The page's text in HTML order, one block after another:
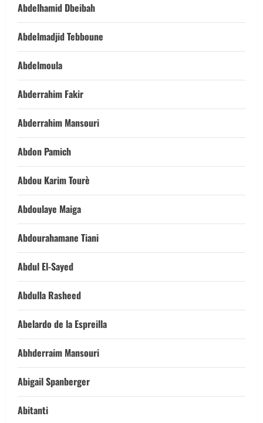
Abdelhamid Dbeibah
Abdelmadjid Tebboune
Abdelmoula
Abderrahim Fakir
Abderrahim Mansouri
Abdon Pamich
Abdou Karim Tourè
Abdoulaye Maiga
Abdourahamane Tiani
Abdul El-Sayed
Abdulla Rasheed
Abelardo de la Espreilla
Abhderraim Mansouri
Abigail Spanberger
Abitanti